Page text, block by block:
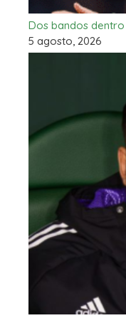
Dos bandos dentro
5 agosto, 2026